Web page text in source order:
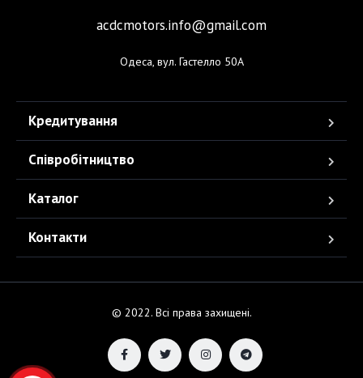
acdcmotors.info@gmail.com
Одеса, вул. Гастелло 50А
Кредитування
Співробітництво
Каталог
Контакти
© 2022. Всі права захищені.